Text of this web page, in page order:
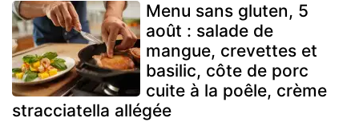
Menu sans gluten, 5
août : salade de
mangue, crevettes et
basilic, côte de porc
cuite à la poêle, crème
stracciatella allégée